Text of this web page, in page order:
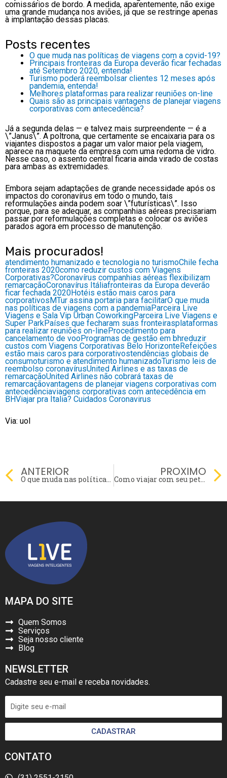
comissários de bordo. A medida, aparentemente, não exige
uma grande mudança nos aviões, já que se restringe apenas
à implantação dessas placas.
Posts recentes
O que muda nas políticas de viagens com a covid-19?
Principais fronteiras da Europa deverão ficar fechadas
até Setembro 2020, entenda!
Turismo poderá reembolsar clientes 12 meses após
pandemia, entenda!
Melhores plataformas para realizar reuniões on-line
Quais são as principais vantagens de planejar viagens
corporativas com antecedência?
Já a segunda delas — e talvez mais surpreendente — é a
\”Janus\”. A poltrona, que certamente se encaixaria para os
viajantes dispostos a pagar um valor maior pela viagem,
aparece na maquete da empresa com uma redoma de vidro.
Nesse caso, o assento central ficaria ainda virado de costas
para ambas as extremidades.
Embora sejam adaptações de grande necessidade após os
impactos do coronavírus em todo o mundo, tais
reformulações ainda podem soar \”futurísticas\”. Isso
porque, para se adequar, as companhias aéreas precisariam
passar por reformulações completas e colocar os aviões
parados agora em processo de manutenção.
Mais procurados!
atendimento humanizado e tecnologia no turismoChile fecha
fronteiras 2020como reduzir custos com Viagens
Corporativas?Coronavírus companhias aéreas flexibilizam
remarcaçãoCoronavírus Itáliafronteiras da Europa deverão
ficar fechada 2020Hotéis estão mais caros para
corporativos MTur assina portaria para facilitarO que muda
nas políticas de viagens com a pandemiaParceira Live
Viagens e Sala Vip Urban CoworkingParceira Live Viagens e
Super ParkPaíses que fecharam suas fronteirasplataformas
para realizar reuniões on-lineProcedimento para
cancelamento de vooProgramas de gestão em bhreduzir
custos com Viagens Corporativas Belo HorizonteRefeições
estão mais caros para corporativostendências globais de
consumoturismo e atendimento humanizadoTurismo leis de
reembolso coronavírusUnited Airlines e as taxas de
remarcaçãoUnited Airlines não cobrará taxas de
remarcaçãovantagens de planejar viagens corporativas com
antecedênciaviagens corporativas com antecedência em
BHViajar pra Italia? Cuidados Coronavirus
Via: uol
Prev
ANTERIOR
O que muda nas políticas de viagens com a covid-19?
PROXIMO
Como viajar com seu pet dentro da cabine
MAPA DO SITE
Quem Somos
Serviços
Seja nosso cliente
Blog
NEWSLETTER
Cadastre seu e-mail e receba novidades.
CADASTRAR
CONTATO